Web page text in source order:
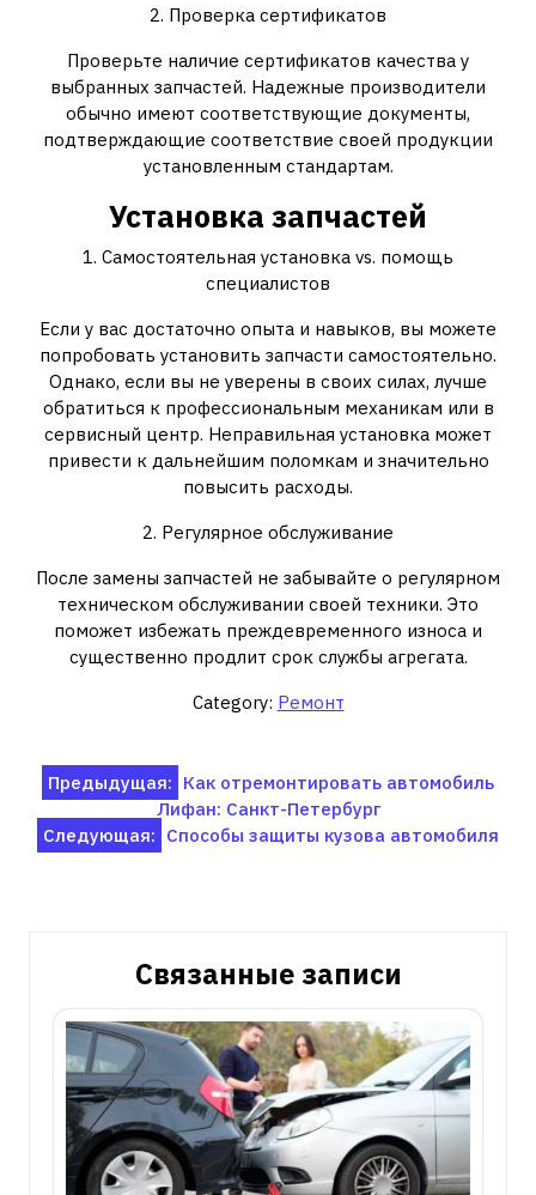
2. Проверка сертификатов
Проверьте наличие сертификатов качества у
выбранных запчастей. Надежные производители
обычно имеют соответствующие документы,
подтверждающие соответствие своей продукции
установленным стандартам.
Установка запчастей
1. Самостоятельная установка vs. помощь
специалистов
Если у вас достаточно опыта и навыков, вы можете
попробовать установить запчасти самостоятельно.
Однако, если вы не уверены в своих силах, лучше
обратиться к профессиональным механикам или в
сервисный центр. Неправильная установка может
привести к дальнейшим поломкам и значительно
повысить расходы.
2. Регулярное обслуживание
После замены запчастей не забывайте о регулярном
техническом обслуживании своей техники. Это
поможет избежать преждевременного износа и
существенно продлит срок службы агрегата.
Category: Ремонт
Навигация
по
записям
Предыдущая: Как отремонтировать автомобиль
Лифан: Санкт-Петербург
Следующая: Способы защиты кузова автомобиля
Связанные записи